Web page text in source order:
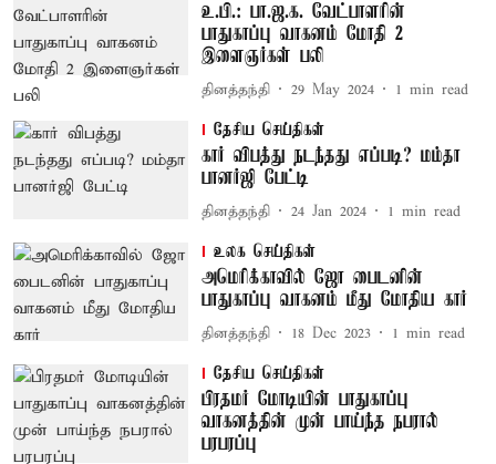
உ.பி.: பா.ஜ.க. வேட்பாளரின்
பாதுகாப்பு வாகனம் மோதி 2
இளைஞர்கள் பலி
தினத்தந்தி 29 May 2024 1 min read
தேசிய செய்திகள்
கார் விபத்து நடந்தது எப்படி? மம்தா
பானர்ஜி பேட்டி
தினத்தந்தி 24 Jan 2024 1 min read
உலக செய்திகள்
அமெரிக்காவில் ஜோ பைடனின்
பாதுகாப்பு வாகனம் மீது மோதிய கார்
தினத்தந்தி 18 Dec 2023 1 min read
தேசிய செய்திகள்
பிரதமர் மோடியின் பாதுகாப்பு
வாகனத்தின் முன் பாய்ந்த நபரால்
பரபரப்பு